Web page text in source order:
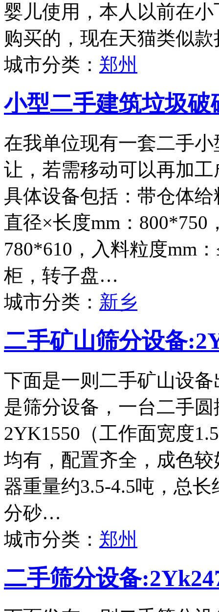
婴儿使用，本人以前在
购买的，现在天猫类似
城市分类： 郑州
小型二手建筑垃圾破
在我单位现有一套二手
让，若需移动可以再加
具体设备包括：带仓体
直径×长度mm：
780*610，入料粒度mm
柜，转子盘…
城市分类： 新乡
二手矿山筛分设备
下面是一则二手矿山设
是筛分设备，一台二手
2YK1550（工作面宽度
均有，配置齐全，成色
器重量约3.5-4.5吨，总
分砂…
城市分类： 郑州
二手筛分设备